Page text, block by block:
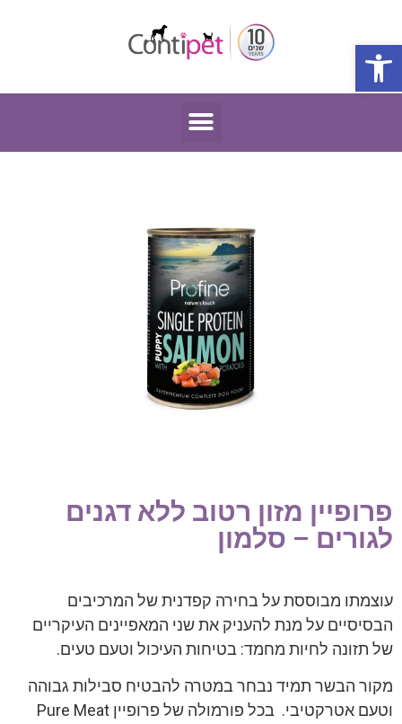
פתח סרגל נגישות
פרופיין מזון רטוב ללא דגנים
לגורים – סלמון
עוצמתו מבוססת על בחירה קפדנית של המרכיבים
הבסיסיים על מנת להעניק את שני המאפיינים העיקריים
של תזונה לחיות מחמד: בטיחות העיכול וטעם טעים.
מקור הבשר תמיד נבחר במטרה להבטיח סבילות גבוהה
וטעם אטרקטיבי. בכל פורמולה של פרופיין Pure Meat